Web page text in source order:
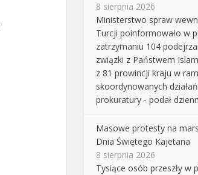
8 sierpnia 2026
Ministerstwo spraw
Turcji poinformowało w
zatrzymaniu 104
związki z Państwem
z 81 prowincji kraju w
skoordynowanych
prokuratury - podał
Masowe protesty na
Dnia Świętego Kajetana
8 sierpnia 2026
Tysiące osób przeszły w